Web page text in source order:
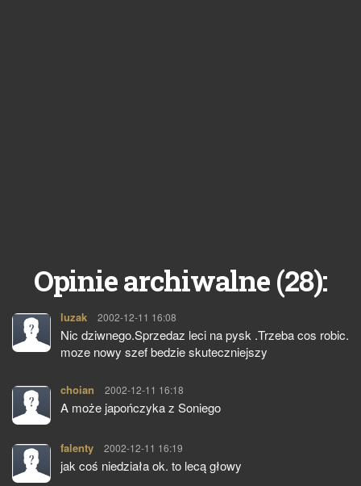
Opinie archiwalne (28):
luzak pisze:
2002-12-11 16:08
Nic dziwnego.Sprzedaz leci na pysk .Trzeba cos robic.
moze nowy szef bedzie skuteczniejszy
choian pisze:
2002-12-11 16:18
A może japończyka z Soniego
falenty pisze:
2002-12-11 16:19
jak coś niedziała ok. to lecą głowy